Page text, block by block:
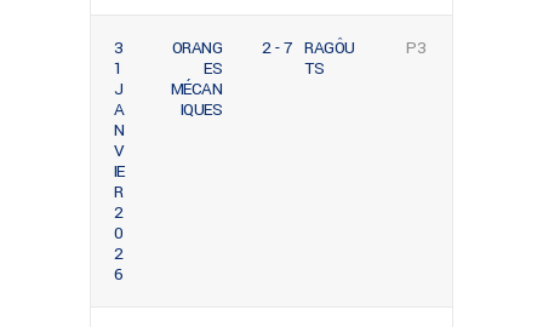
3
1
J
A
N
V
IE
R
2
0
2
6
ORANG
ES
MÉCAN
IQUES
2 - 7 RAGÔU
TS
P3